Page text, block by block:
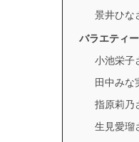
景井ひな
バラエティ
小池栄子
田中みな
指原莉乃
生見愛瑠